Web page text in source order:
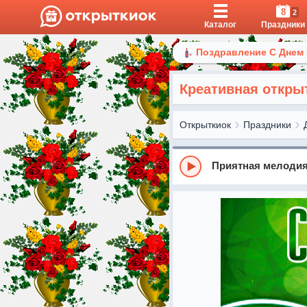
Каталог
8 2
Праздники
Поздравление С
Креативная
Открыткиок Праздники
Приятная